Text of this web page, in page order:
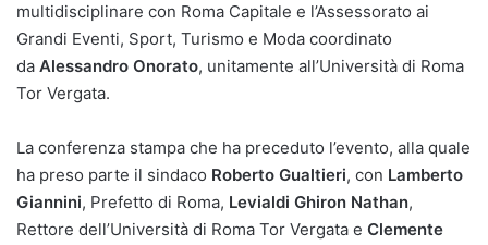
multidisciplinare con Roma Capitale e l’Assessorato ai
Grandi Eventi, Sport, Turismo e Moda coordinato
da Alessandro Onorato, unitamente all’Università di Roma
Tor Vergata.
La conferenza stampa che ha preceduto l’evento, alla quale
ha preso parte il sindaco Roberto Gualtieri, con Lamberto
Giannini, Prefetto di Roma, Levialdi Ghiron Nathan,
Rettore dell’Università di Roma Tor Vergata e Clemente